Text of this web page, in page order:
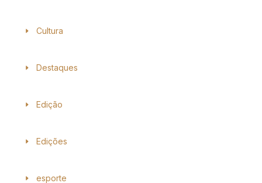
Cultura
Destaques
Edição
Edições
esporte